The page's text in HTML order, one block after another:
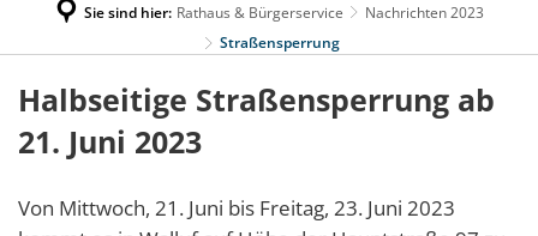
Sie sind hier: Rathaus & Bürgerservice
Nachrichten 2023
Straßensperrung
Halbseitige Straßensperrung ab
21. Juni 2023
Von Mittwoch, 21. Juni bis Freitag, 23. Juni 2023